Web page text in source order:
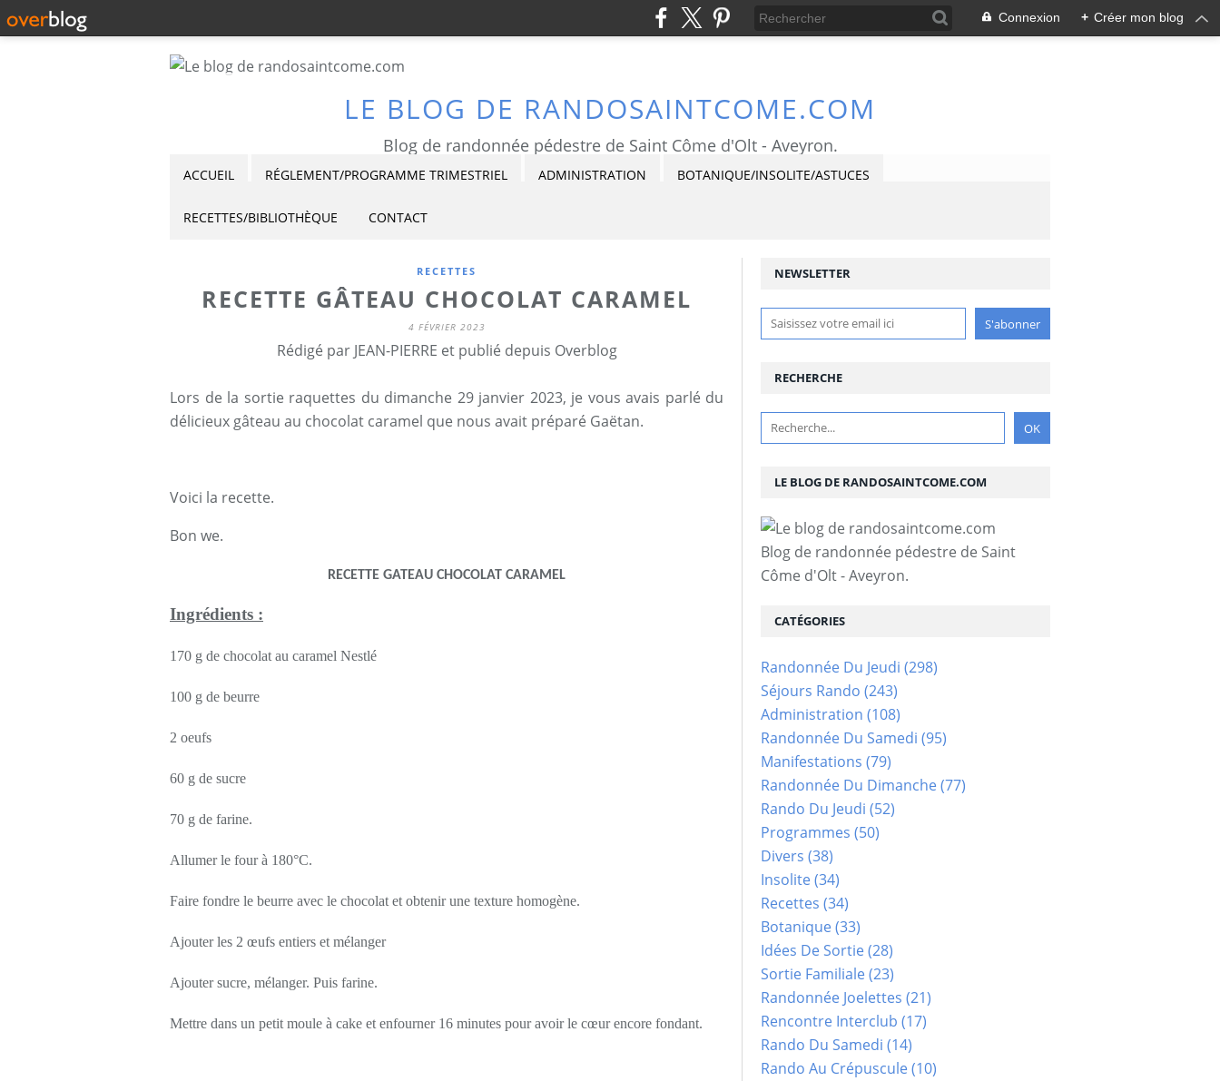
Connexion + Créer mon blog
LE BLOG DE RANDOSAINTCOME.COM
Blog de randonnée pédestre de Saint Côme d'Olt - Aveyron.
ACCUEIL RÉGLEMENT/PROGRAMME TRIMESTRIEL ADMINISTRATION BOTANIQUE/INSOLITE/ASTUCES
RECETTES/BIBLIOTHÈQUE CONTACT
RECETTES
RECETTE GÂTEAU CHOCOLAT CARAMEL
4 FÉVRIER 2023
Rédigé par JEAN-PIERRE et publié depuis Overblog
Lors de la sortie raquettes du dimanche 29 janvier 2023, je vous avais parlé du
délicieux gâteau au chocolat caramel que nous avait préparé Gaëtan.
Voici la recette.
Bon we.
RECETTE GATEAU CHOCOLAT CARAMEL
Ingrédients :
170 g de chocolat au caramel Nestlé
100 g de beurre
2 oeufs
60 g de sucre
70 g de farine.
Allumer le four à 180°C.
Faire fondre le beurre avec le chocolat et obtenir une texture homogène.
Ajouter les 2 œufs entiers et mélanger
Ajouter sucre, mélanger. Puis farine.
Mettre dans un petit moule à cake et enfourner 16 minutes pour avoir le cœur encore fondant.
NEWSLETTER
RECHERCHE
LE BLOG DE RANDOSAINTCOME.COM
Blog de randonnée pédestre de Saint
Côme d'Olt - Aveyron.
CATÉGORIES
Randonnée Du Jeudi (298)
Séjours Rando (243)
Administration (108)
Randonnée Du Samedi (95)
Manifestations (79)
Randonnée Du Dimanche(77)
Rando Du Jeudi (52)
Programmes (50)
Divers (38)
Insolite(34)
Recettes (34)
Botanique(33)
Idées De Sortie(28)
Sortie Familiale(23)
Randonnée Joelettes (21)
Rencontre Interclub (17)
Rando Du Samedi (14)
Rando Au Crépuscule(10)